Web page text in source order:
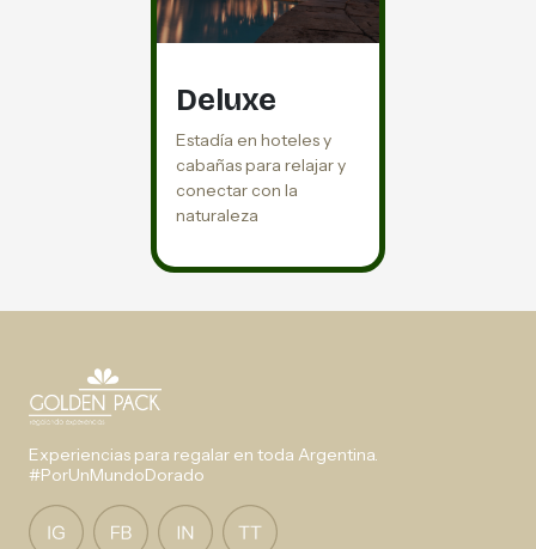
Deluxe
Estadía en hoteles y
cabañas para relajar y
conectar con la
naturaleza
Experiencias para regalar en toda Argentina.
#PorUnMundoDorado